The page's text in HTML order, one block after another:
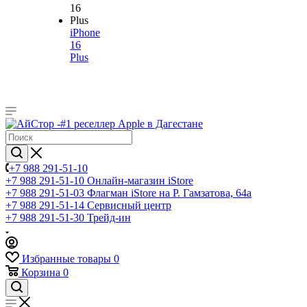
iPhone
16
Plus
+7 988 291-51-10
+7 988 291-51-10 Онлайн-магазин iStore
+7 988 291-51-03 Флагман iStore на Р. Гамзатова, 64а
+7 988 291-51-14 Сервисный центр
+7 988 291-51-30 Трейд-ин
Избранные товары 0
Корзина 0